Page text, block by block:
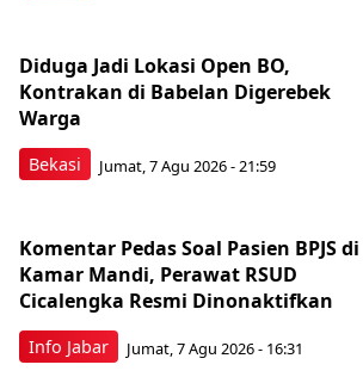
Bekasi
Diduga Jadi Lokasi Open BO,
Kontrakan di Babelan Digerebek
Warga
Jumat, 7 Agu 2026 - 21:59
Info Jabar
Komentar Pedas Soal Pasien BPJS di
Kamar Mandi, Perawat RSUD
Cicalengka Resmi Dinonaktifkan
Jumat, 7 Agu 2026 - 16:31